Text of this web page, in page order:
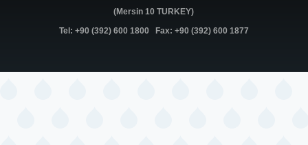
(Mersin 10 TURKEY)
Tel: +90 (392) 600 1800 Fax: +90 (392) 600 1877